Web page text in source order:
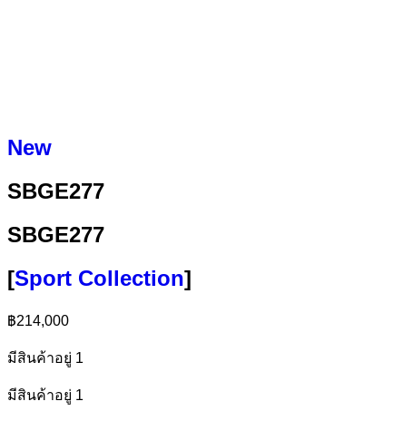
New
SBGE277
SBGE277
[Sport Collection]
฿214,000
มีสินค้าอยู่ 1
มีสินค้าอยู่ 1